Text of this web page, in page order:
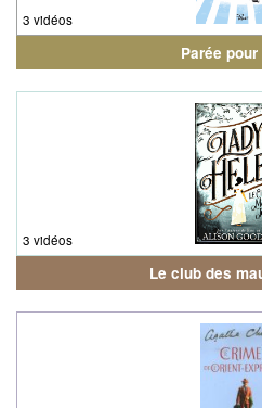
3 vidéos
Parée
3 vidéos
Le club des